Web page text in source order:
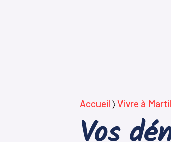
Accueil 〉Vivre à